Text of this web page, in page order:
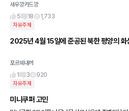
데 막상 바꾸자니 바꿀차가 없는 거 같아서요 마다로씨아 업자들이
새우깡카드깡
5
18 1,733
자유주제
2025년 4월 15일에 준공된 북한 평양의 화
포르쉐내꺼
1
3 920
자유주제
미니쿠퍼 고민